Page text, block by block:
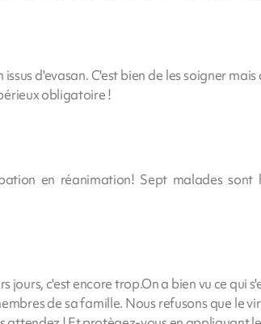
d'evasan. C'est bien de les soigner
obligatoire !
en réanimation! Sept malades sont
jours, c'est encore trop.On a bien vu ce qui
de sa famille. Nous refusons que le